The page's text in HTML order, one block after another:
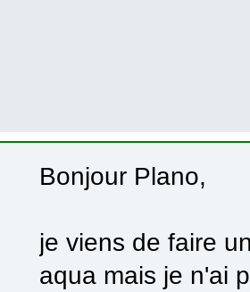
Bonjour Plano,
je viens de faire
aqua mais je n'ai